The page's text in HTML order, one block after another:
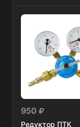
950
Редуктор ПТК